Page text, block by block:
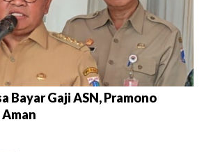
Bayar Gaji ASN, Pramono